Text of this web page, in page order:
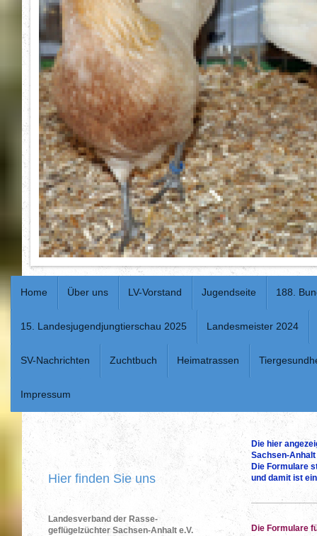
Home Über uns LV-Vorstand Jugendseite 188.
15. Landesjugendjungtierschau 2025 Landesmeister 2024
SV-Nachrichten Zuchtbuch Heimatrassen
Impressum
Die hier
Sachsen-
Die Formulare
und damit ist
Die Formulare
Hier finden Sie uns
Landesverband der Rasse-
geflügelzüchter Sachsen-Anhalt e.V.